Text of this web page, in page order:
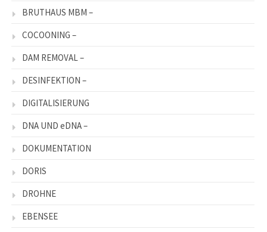
BRUTHAUS MBM –
COCOONING –
DAM REMOVAL –
DESINFEKTION –
DIGITALISIERUNG
DNA UND eDNA –
DOKUMENTATION
DORIS
DROHNE
EBENSEE